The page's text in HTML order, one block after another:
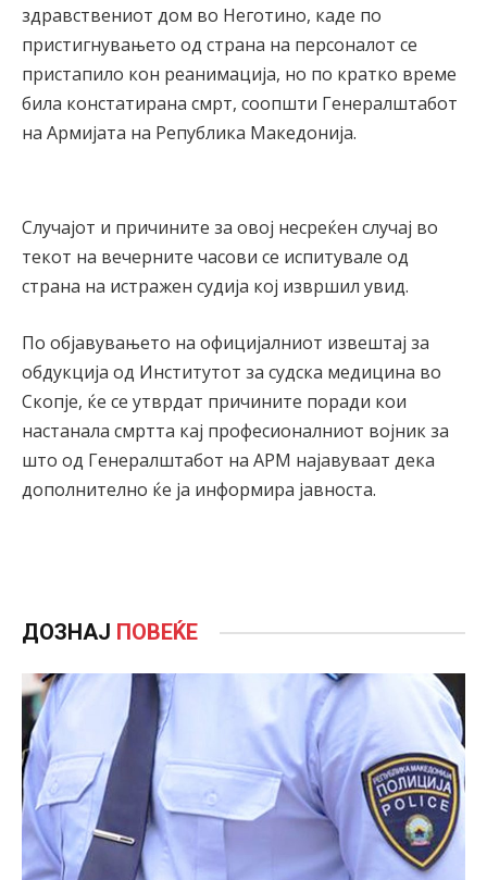
здравствениот дом во Неготино, каде по
пристигнувањето од страна на персоналот се
пристапило кон реанимација, но по кратко време
била констатирана смрт, соопшти Генералштабот
на Армијата на Република Македонија.
Случајот и причините за овој несреќен случај во
текот на вечерните часови се испитувале од
страна на истражен судија кој извршил увид.
По објавувањето на официјалниот извештај за
обдукција од Институтот за судска медицина во
Скопје, ќе се утврдат причините поради кои
настанала смртта кај професионалниот војник за
што од Генералштабот на АРМ најавуваат дека
дополнително ќе ја информира јавноста.
ДОЗНАЈ ПОВЕЌЕ